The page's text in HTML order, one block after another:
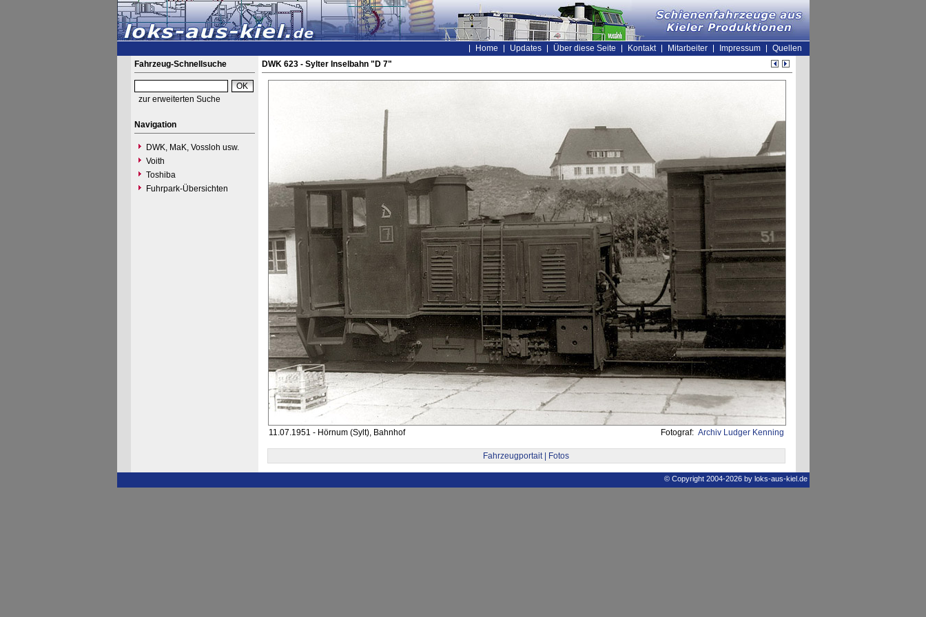
Home Updates Über diese Seite Kontakt Mitarbeiter Impressum
Quellen
Fahrzeug-Schnellsuche
zur erweiterten Suche
Navigation
DWK, MaK, Vossloh usw.
Voith
Toshiba
Fuhrpark-Übersichten
DWK 623 - Sylter Inselbahn "D 7"
11.07.1951 - Hörnum (Sylt), Bahnhof Fotograf: Archiv Ludger Kenning
Fahrzeugportait | Fotos
© Copyright 2004-2026 by loks-aus-kiel.de